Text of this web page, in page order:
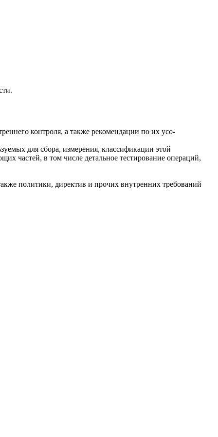
контроля, а также рекомендации по их усо-
для сбора, измерения, классификации этой
частей, в том числе детальное тестирование операций,
политики, директив и прочих внутренних требований